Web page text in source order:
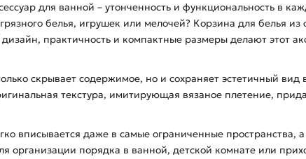
для ванной – утонченность и функциональность в
белья, игрушек или мелочей? Корзина для белья из
практичность и компактные размеры делают этот
скрывает содержимое, но и сохраняет эстетичный
текстура, имитирующая вязаное плетение,
вписывается даже в самые ограниченные пространства,
организации порядка в ванной, детской комнате или